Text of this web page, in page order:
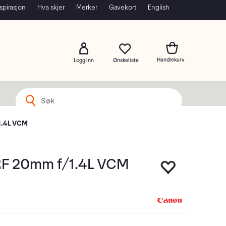
Hva skjer Merker Gavekort English
Logg inn
VCM
20mm f/1.4L VCM